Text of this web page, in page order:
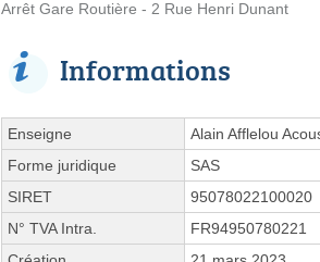
Arrêt Gare Routière - 2 Rue Henri Dunant
Informations
Enseigne
Alain Afflelou
Forme juridique
SAS
SIRET
95078022100020
N° TVA Intra.
FR94950780221